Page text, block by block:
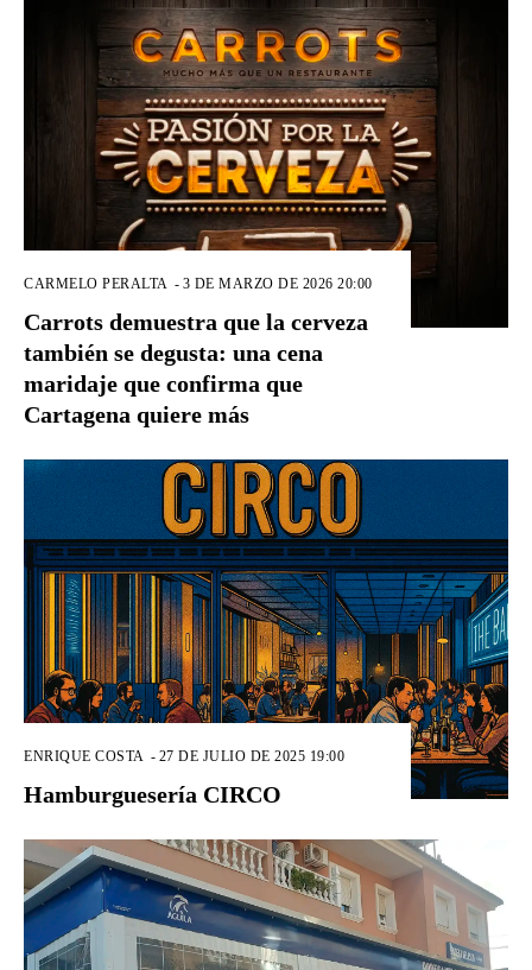
CARMELO PERALTA - 3 DE MARZO DE 2026 20:00
Carrots demuestra que la cerveza
también se degusta: una cena
maridaje que confirma que
Cartagena quiere más
ENRIQUE COSTA - 27 DE JULIO DE 2025 19:00
Hamburguesería CIRCO